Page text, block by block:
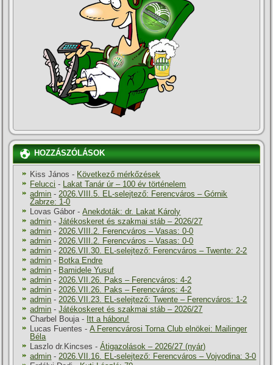
HOZZÁSZÓLÁSOK
Kiss János - Következő mérkőzések
Felucci - Lakat Tanár úr – 100 év történelem
admin - 2026.VIII.5. EL-selejtező: Ferencváros – Górnik
Zabrze: 1-0
Lovas Gábor -Anekdoták: dr. Lakat Károly
admin -Játékoskeret és szakmai stáb – 2026/27
admin - 2026.VIII.2. Ferencváros – Vasas: 0-0
admin - 2026.VIII.2. Ferencváros – Vasas: 0-0
admin - 2026.VII.30. EL-selejtező: Ferencváros – Twente: 2-2
admin - Botka Endre
admin - Bamidele Yusuf
admin - 2026.VII.26. Paks – Ferencváros: 4-2
admin - 2026.VII.26. Paks – Ferencváros: 4-2
admin - 2026.VII.23. EL-selejtező: Twente – Ferencváros: 1-2
admin -Játékoskeret és szakmai stáb – 2026/27
Charbel Bouja - Itt a háboru!
Lucas Fuentes -A Ferencvárosi Torna Club elnökei: Mailinger
Béla
Laszlo dr.Kincses -Átigazolások – 2026/27 (nyár)
admin - 2026.VII.16. EL-selejtező: Ferencváros – Vojvodina: 3-0